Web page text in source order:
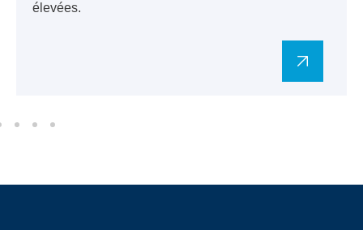
élevées.